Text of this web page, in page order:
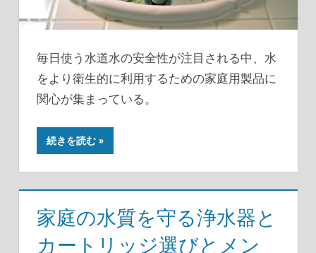
毎日使う水道水の安全性が注目される中、水
をより衛生的に利用するための家庭用製品に
関心が集まっている。
続きを読む
家庭の水質を守る浄水器と
カートリッジ選びとメン